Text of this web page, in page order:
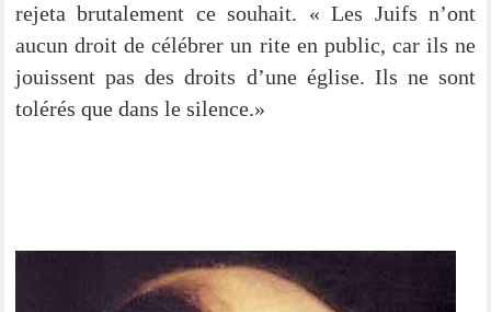
rejeta bru­ta­le­ment ce sou­hait. « Les Juifs n’ont
aucun droit de célé­brer un rite en public, car ils ne
jouis­sent pas des droits d’une égli­se. Ils ne sont
tolé­rés que dans le silence.»